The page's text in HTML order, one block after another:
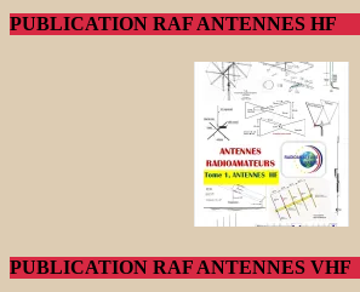
PUBLICATION RAF ANTENNES HF
PUBLICATION RAF ANTENNES VHF